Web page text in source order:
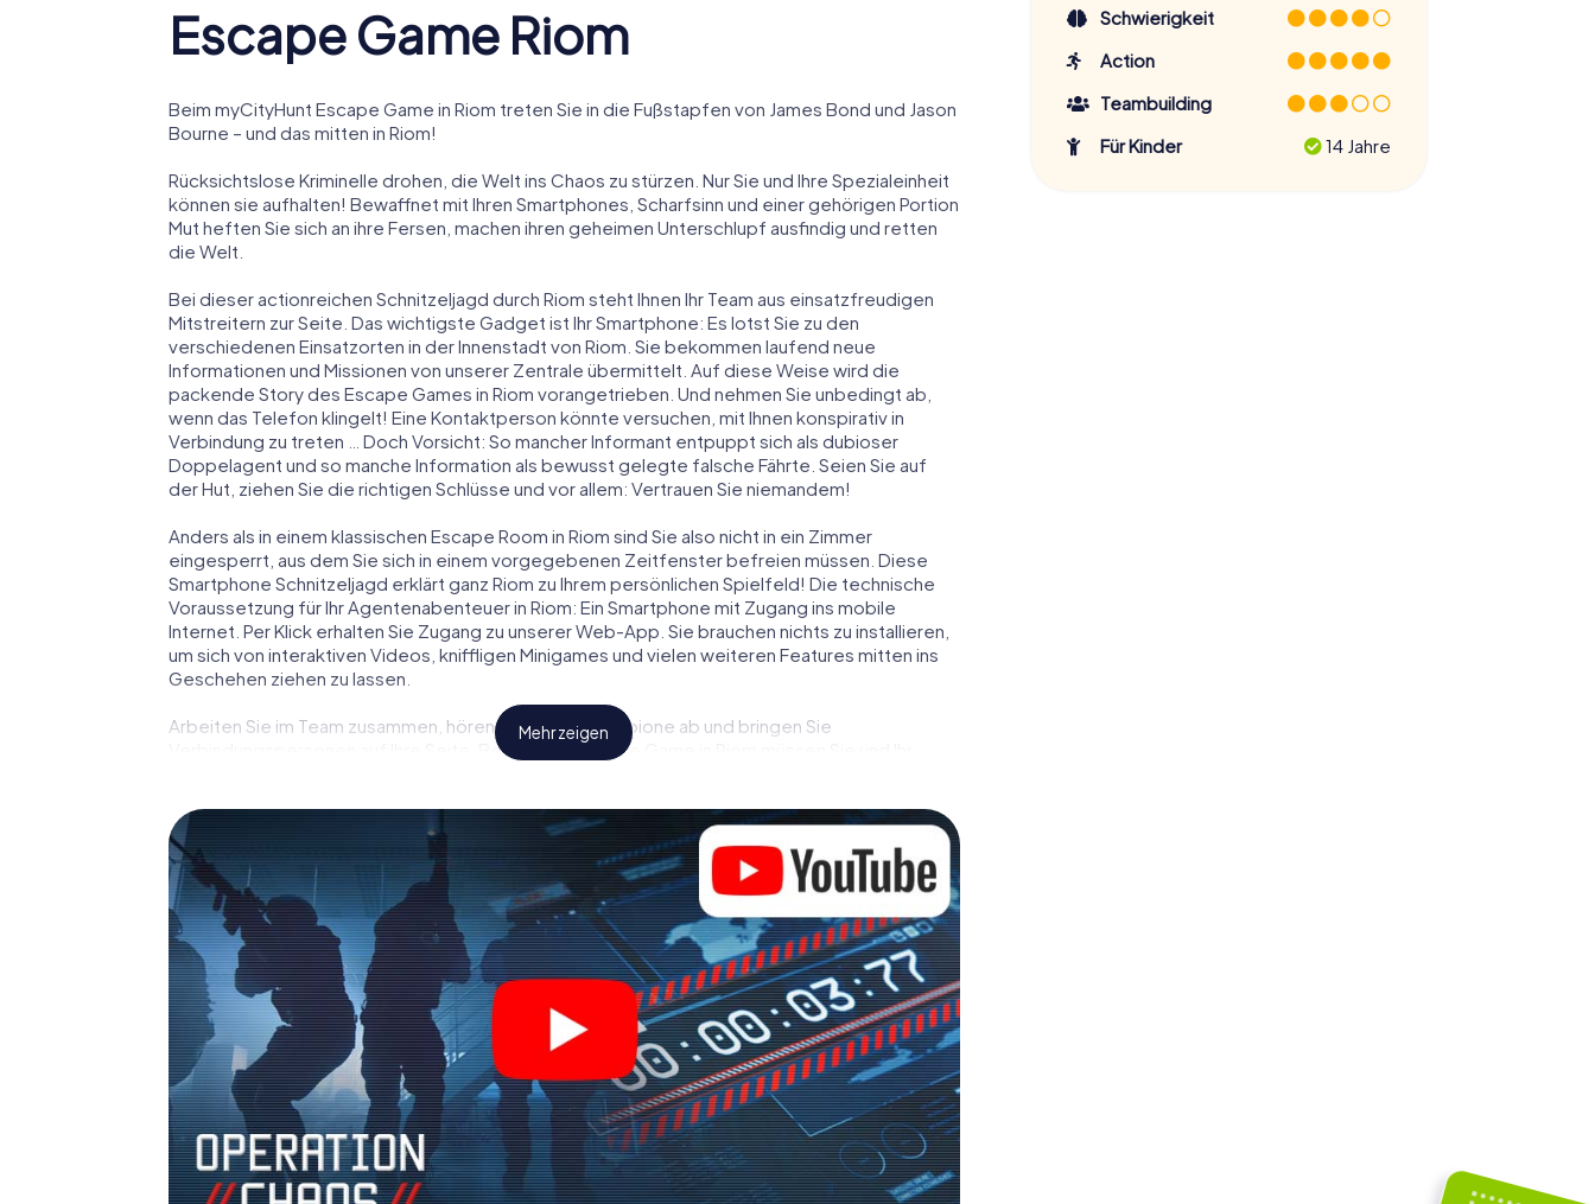
Escape Game Riom
Beim myCityHunt Escape Game in Riom treten Sie in die Fußstapfen von James Bond und Jason
Bourne – und das mitten in Riom!
Rücksichtslose Kriminelle drohen, die Welt ins Chaos zu stürzen. Nur Sie und Ihre Spezialeinheit
können sie aufhalten! Bewaffnet mit Ihren Smartphones, Scharfsinn und einer gehörigen Portion
Mut heften Sie sich an ihre Fersen, machen ihren geheimen Unterschlupf ausfindig und retten
die Welt.
Bei dieser actionreichen Schnitzeljagd durch Riom steht Ihnen Ihr Team aus einsatzfreudigen
Mitstreitern zur Seite. Das wichtigste Gadget ist Ihr Smartphone: Es lotst Sie zu den
verschiedenen Einsatzorten in der Innenstadt von Riom. Sie bekommen laufend neue
Informationen und Missionen von unserer Zentrale übermittelt. Auf diese Weise wird die
packende Story des Escape Games in Riom vorangetrieben. Und nehmen Sie unbedingt ab,
wenn das Telefon klingelt! Eine Kontaktperson könnte versuchen, mit Ihnen konspirativ in
Verbindung zu treten … Doch Vorsicht: So mancher Informant entpuppt sich als dubioser
Doppelagent und so manche Information als bewusst gelegte falsche Fährte. Seien Sie auf
der Hut, ziehen Sie die richtigen Schlüsse und vor allem: Vertrauen Sie niemandem!
Anders als in einem klassischen Escape Room in Riom sind Sie also nicht in ein Zimmer
eingesperrt, aus dem Sie sich in einem vorgegebenen Zeitfenster befreien müssen. Diese
Smartphone Schnitzeljagd erklärt ganz Riom zu Ihrem persönlichen Spielfeld! Die technische
Voraussetzung für Ihr Agentenabenteuer in Riom: Ein Smartphone mit Zugang ins mobile
Internet. Per Klick erhalten Sie Zugang zu unserer Web-App. Sie brauchen nichts zu installieren,
um sich von interaktiven Videos, kniffligen Minigames und vielen weiteren Features mitten ins
Geschehen ziehen zu lassen.
Arbeiten Sie im Team zusammen, hören Sie feindliche Spione ab und bringen Sie
Verbindungspersonen auf Ihre Seite. Bei diesem Escape Game in Riom müssen Sie und Ihr
Team im Highscore von Riom und erhalten Zugang zu Ihrer ganz persönlichen Bildergalerie. Das
myCityHunt Escape Game macht Riom zu Ihrem ganz persönlichen Erlebnisspielplatz. Holen Sie
sich Ihre Tickets in die Welt der Spionage und Geheimagenten und verwandeln Sie Riom in
einen Outdoor Escape Room!
Mehr zeigen
Schwierigkeit
Action
Teambuilding
Für Kinder
14 Jahre